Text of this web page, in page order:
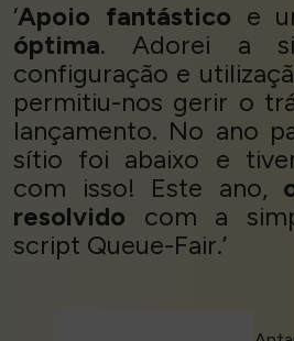
‘Apoio fantástico e
óptima. Adorei a
configuração e
permitiu-nos gerir o
lançamento. No ano
sítio foi abaixo e
com isso! Este ano,
resolvido com a
script Queue-Fair.’